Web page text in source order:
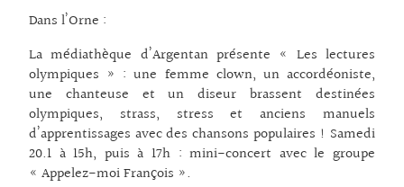
Dans l’Orne :
La médiathèque d’Argentan présente « Les lectures
olympiques » : une femme clown, un accordéoniste,
une chanteuse et un diseur brassent destinées
olympiques, strass, stress et anciens manuels
d’apprentissages avec des chansons populaires ! Samedi
20.1 à 15h, puis à 17h : mini-concert avec le groupe
« Appelez-moi François ».